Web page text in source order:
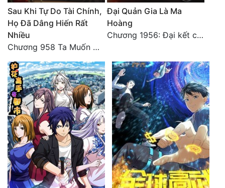
Sau Khi Tự Do Tài Chính,
Họ Đã Dâng Hiến Rất
Nhiều
Chương 958 Ta Muốn Cùng Các Cô Vĩnh Viễn Ở Bên Nhau (2) Hết
Đại Quản Gia Là Ma
Hoàng
Chương 1956: Đại kết cục